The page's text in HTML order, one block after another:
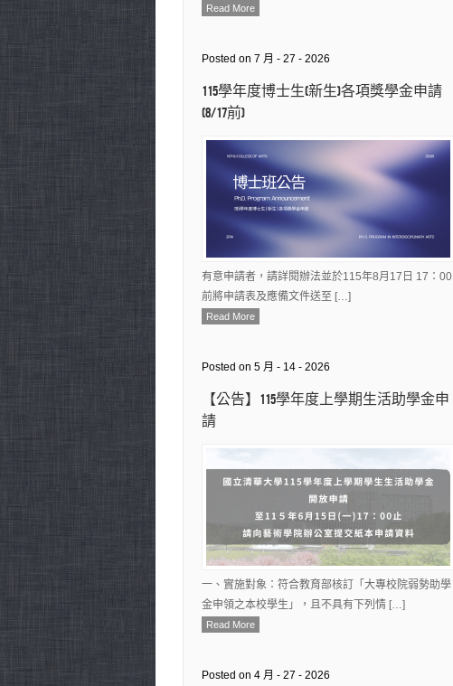
Read More
Posted on 7 月 - 27 - 2026
115學年度博士生(新生)各項獎學金申請
(8/17前)
有意申請者，請詳閱辦法並於115年8月17日 17：00
前將申請表及應備文件送至 […]
Read More
Posted on 5 月 - 14 - 2026
【公告】115學年度上學期生活助學金申
請
一、實施對象：符合教育部核訂「大專校院弱勢助學
金申領之本校學生」，且不具有下列情 […]
Read More
Posted on 4 月 - 27 - 2026